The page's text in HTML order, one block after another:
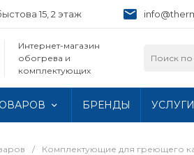
15, 2 этаж
Интернет-магазин
обогрева и
комплектующих
БРЕНДЫ УСЛУГИ
/ Комплектующие для греющего